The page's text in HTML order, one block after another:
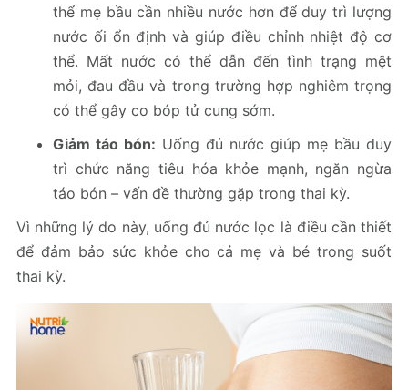
thể mẹ bầu cần nhiều nước hơn để duy trì lượng
nước ối ổn định và giúp điều chỉnh nhiệt độ cơ
thể. Mất nước có thể dẫn đến tình trạng mệt
mỏi, đau đầu và trong trường hợp nghiêm trọng
có thể gây co bóp tử cung sớm.
Giảm táo bón: Uống đủ nước giúp mẹ bầu duy
trì chức năng tiêu hóa khỏe mạnh, ngăn ngừa
táo bón – vấn đề thường gặp trong thai kỳ.
Vì những lý do này, uống đủ nước lọc là điều cần thiết
để đảm bảo sức khỏe cho cả mẹ và bé trong suốt
thai kỳ.